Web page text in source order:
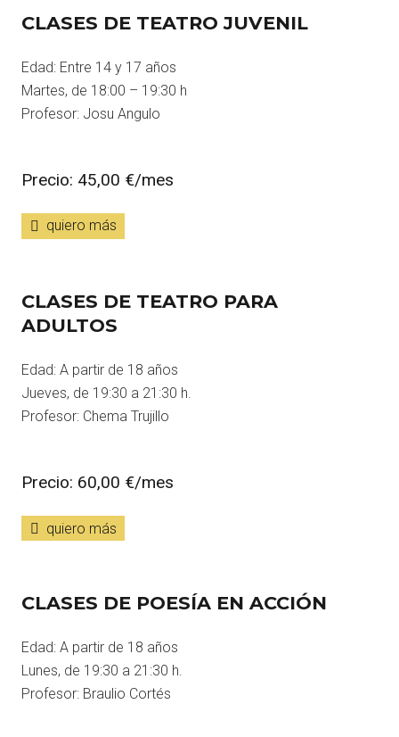
CLASES DE TEATRO JUVENIL
Edad: Entre 14 y 17 años
Martes, de 18:00 – 19:30 h
Profesor: Josu Angulo
Precio: 45,00 €/mes
quiero más
CLASES DE TEATRO PARA
ADULTOS
Edad: A partir de 18 años
Jueves, de 19:30 a 21:30 h.
Profesor: Chema Trujillo
Precio: 60,00 €/mes
quiero más
CLASES DE POESÍA EN ACCIÓN
Edad: A partir de 18 años
Lunes, de 19:30 a 21:30 h.
Profesor: Braulio Cortés